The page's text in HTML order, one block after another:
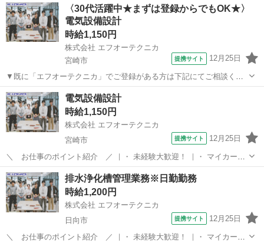
〈30代活躍中★まずは登録からでもOK★〉
電気設備設計
時給1,150円
株式会社 エフオーテクニカ
宮崎市
提携サイト 12月25日
▼既に「エフオーテクニカ」でご登録がある方は下記にてご相談くだ
さい ▼ 電話番号 ：0120-606-656（フリーダイヤル） お仕事ナ
ンバー：1743505 ※複数案件へ応募されますと社内確認等によりご連
絡が遅くなって...
宮崎 宮崎市 その他
電気設備設計
時給1,150円
株式会社 エフオーテクニカ
宮崎市
提携サイト 12月25日
＼ お仕事のポイント紹介 ／ ｜・ 未経験大歓迎！ ｜・ マイカー通
勤OK/交通費支給(規定あり)！ ｜・ お友達紹介手当あり！ ｜・ 簡単作
業(軽作業)！ ｜・ 安心のフォロー体制！ ｜・ 週払いOK！急な出費に
も対応可能...
宮崎 宮崎市 その他
排水浄化槽管理業務※日勤勤務
時給1,200円
株式会社 エフオーテクニカ
日向市
提携サイト 12月25日
＼ お仕事のポイント紹介 ／ ｜・ 未経験大歓迎！ ｜・ マイカー通